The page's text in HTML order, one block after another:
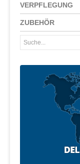
VERPFLEGUNG
ZUBEHÖR